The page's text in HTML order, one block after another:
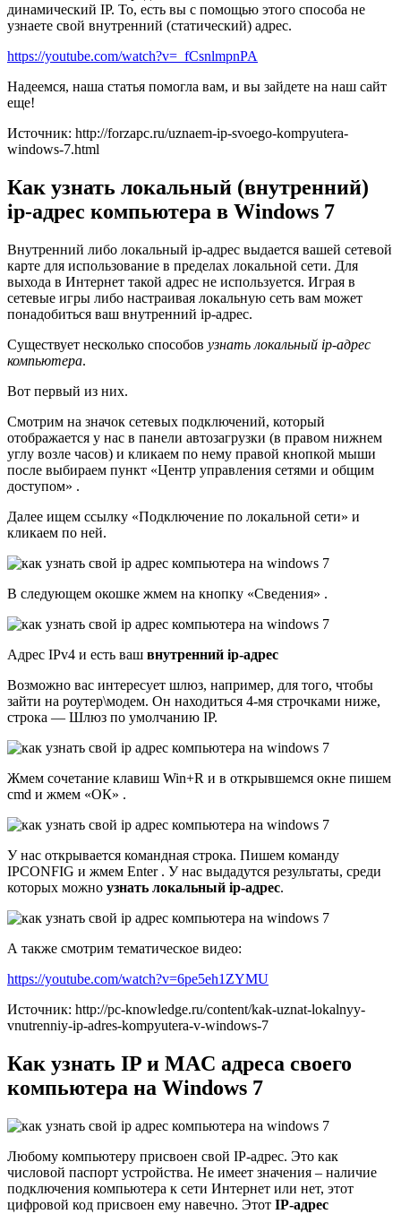
динамический IP. То, есть вы с помощью этого способа не
узнаете свой внутренний (статический) адрес.
https://youtube.com/watch?v=_fCsnlmpnPA
Надеемся, наша статья помогла вам, и вы зайдете на наш сайт
еще!
Источник: http://forzapc.ru/uznaem-ip-svoego-kompyutera-
windows-7.html
Как узнать локальный (внутренний)
ip-адрес компьютера в Windows 7
Внутренний либо локальный ip-адрес выдается вашей сетевой
карте для использование в пределах локальной сети. Для
выхода в Интернет такой адрес не используется. Играя в
сетевые игры либо настраивая локальную сеть вам может
понадобиться ваш внутренний ip-адрес.
Существует несколько способов узнать локальный ip-адрес
компьютера.
Вот первый из них.
Смотрим на значок сетевых подключений, который
отображается у нас в панели автозагрузки (в правом нижнем
углу возле часов) и кликаем по нему правой кнопкой мыши
после выбираем пункт «Центр управления сетями и общим
доступом» .
Далее ищем ссылку «Подключение по локальной сети» и
кликаем по ней.
В следующем окошке жмем на кнопку «Сведения» .
Адрес IPv4 и есть ваш внутренний ip-адрес
Возможно вас интересует шлюз, например, для того, чтобы
зайти на роутер\модем. Он находиться 4-мя строчками ниже,
строка — Шлюз по умолчанию IP.
Жмем сочетание клавиш Win+R и в открывшемся окне пишем
cmd и жмем «ОК» .
У нас открывается командная строка. Пишем команду
IPCONFIG и жмем Enter . У нас выдадутся результаты, среди
которых можно узнать локальный ip-адрес.
А также смотрим тематическое видео:
https://youtube.com/watch?v=6pe5eh1ZYMU
Источник: http://pc-knowledge.ru/content/kak-uznat-lokalnyy-
vnutrenniy-ip-adres-kompyutera-v-windows-7
Как узнать IP и MAC адреса своего
компьютера на Windows 7
Любому компьютеру присвоен свой IP-адрес. Это как
числовой паспорт устройства. Не имеет значения – наличие
подключения компьютера к сети Интернет или нет, этот
цифровой код присвоен ему навечно. Этот IP-адрес